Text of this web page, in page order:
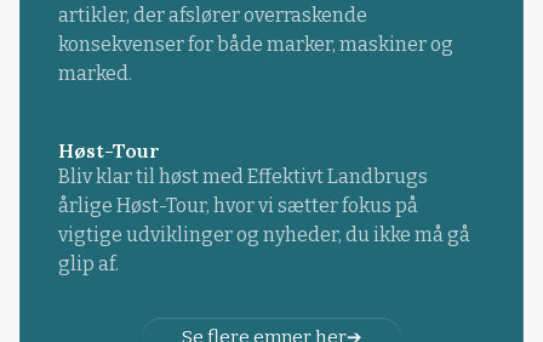
artikler, der afslører overraskende
konsekvenser for både marker, maskiner og
marked.
Høst-Tour
Bliv klar til høst med Effektivt Landbrugs
årlige Høst-Tour, hvor vi sætter fokus på
vigtige udviklinger og nyheder, du ikke må gå
glip af.
Se flere emner her